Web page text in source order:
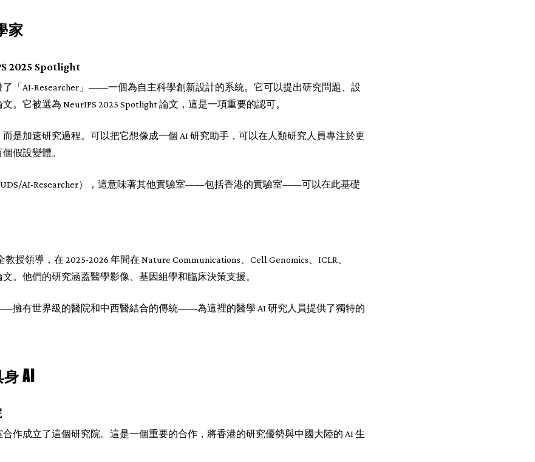
家
2025 Spotlight
「AI-Researcher」——一個為自主科學創新設計的系統。它可以提出研究問題、設
。它被選為 NeurIPS 2025 Spotlight 論文，這是一項重要的認可。
是加速研究過程。可以把它想像成一個 AI 研究助手，可以在人類研究人員專注於更
假設變體。
AI-Researcher），這意味著其他實驗室——包括香港的實驗室——可以在此基礎
授領導，在 2025-2026 年間在 Nature Communications、Cell Genomics、ICLR、
文。他們的研究涵蓋醫學影像、基因組學和臨床決策支援。
擁有世界級的醫院和中西醫結合的傳統——為這裡的醫學 AI 研究人員提供了獨特的
AI
作成立了這個研究院。這是一個重要的合作，將香港的研究優勢與中國大陸的 AI 生